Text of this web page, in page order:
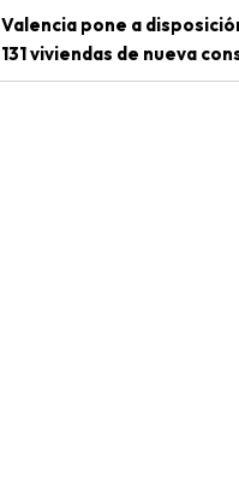
Valencia pone a
131 viviendas de nueva